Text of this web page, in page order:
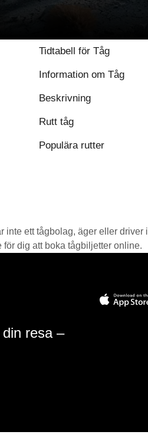
Tidtabell för Tåg
Information om Tåg
Beskrivning
Rutt tåg
Populära rutter
ett tågbolag, äger eller
dig att boka tågbiljetter online.
resa –